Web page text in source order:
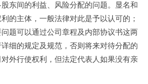
东间的利益、风险分配的问题。显名和
的主体，一般法律对此是予以认可的；
题可以通过公司章程及内部协议书这两
细的规定及规范，否则将来对待分配的
外行使权利，但法定代表人如果没有亲